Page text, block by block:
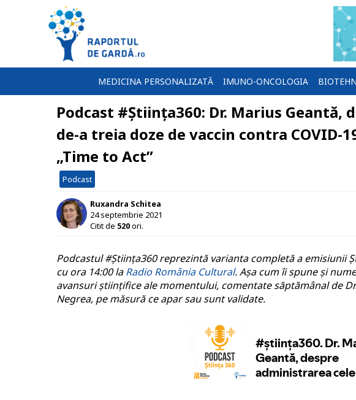
MEDICINA PERSONALIZATĂ IMUNO-ONCOLOGIA
Podcast #Știința360: Dr. Marius Geantă,
de-a treia doze de vaccin contra COVID-
„Time to Act”
Podcast
Ruxandra Schitea
24 septembrie 2021
Citit de 520ori.
Podcastul #Știința360 reprezintă varianta completă a emisiunii
cu ora 14:00 laRadio România Cultural. Așa cum îi spune și
avansuri științifice ale momentului, comentate săptămânal de
Negrea, pe măsură ce apar sau sunt validate.